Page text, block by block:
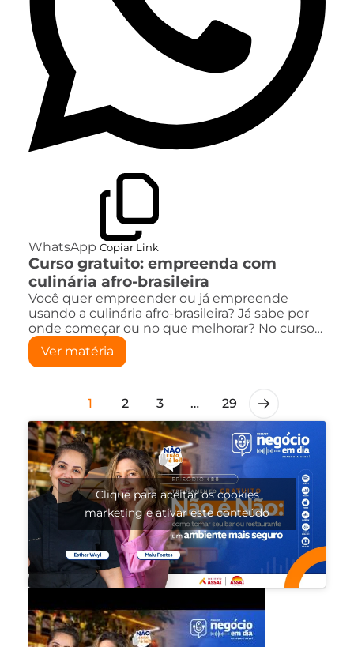
WhatsApp Copiar Link
Curso gratuito: empreenda com
culinária afro-brasileira
Você quer empreender ou já empreende
usando a culinária afro-brasileira? Já sabe por
onde começar ou no que melhorar? No curso…
Ver matéria
1 2 3 … 29
Clique para aceitar os cookies
marketing e ativar este conteúdo